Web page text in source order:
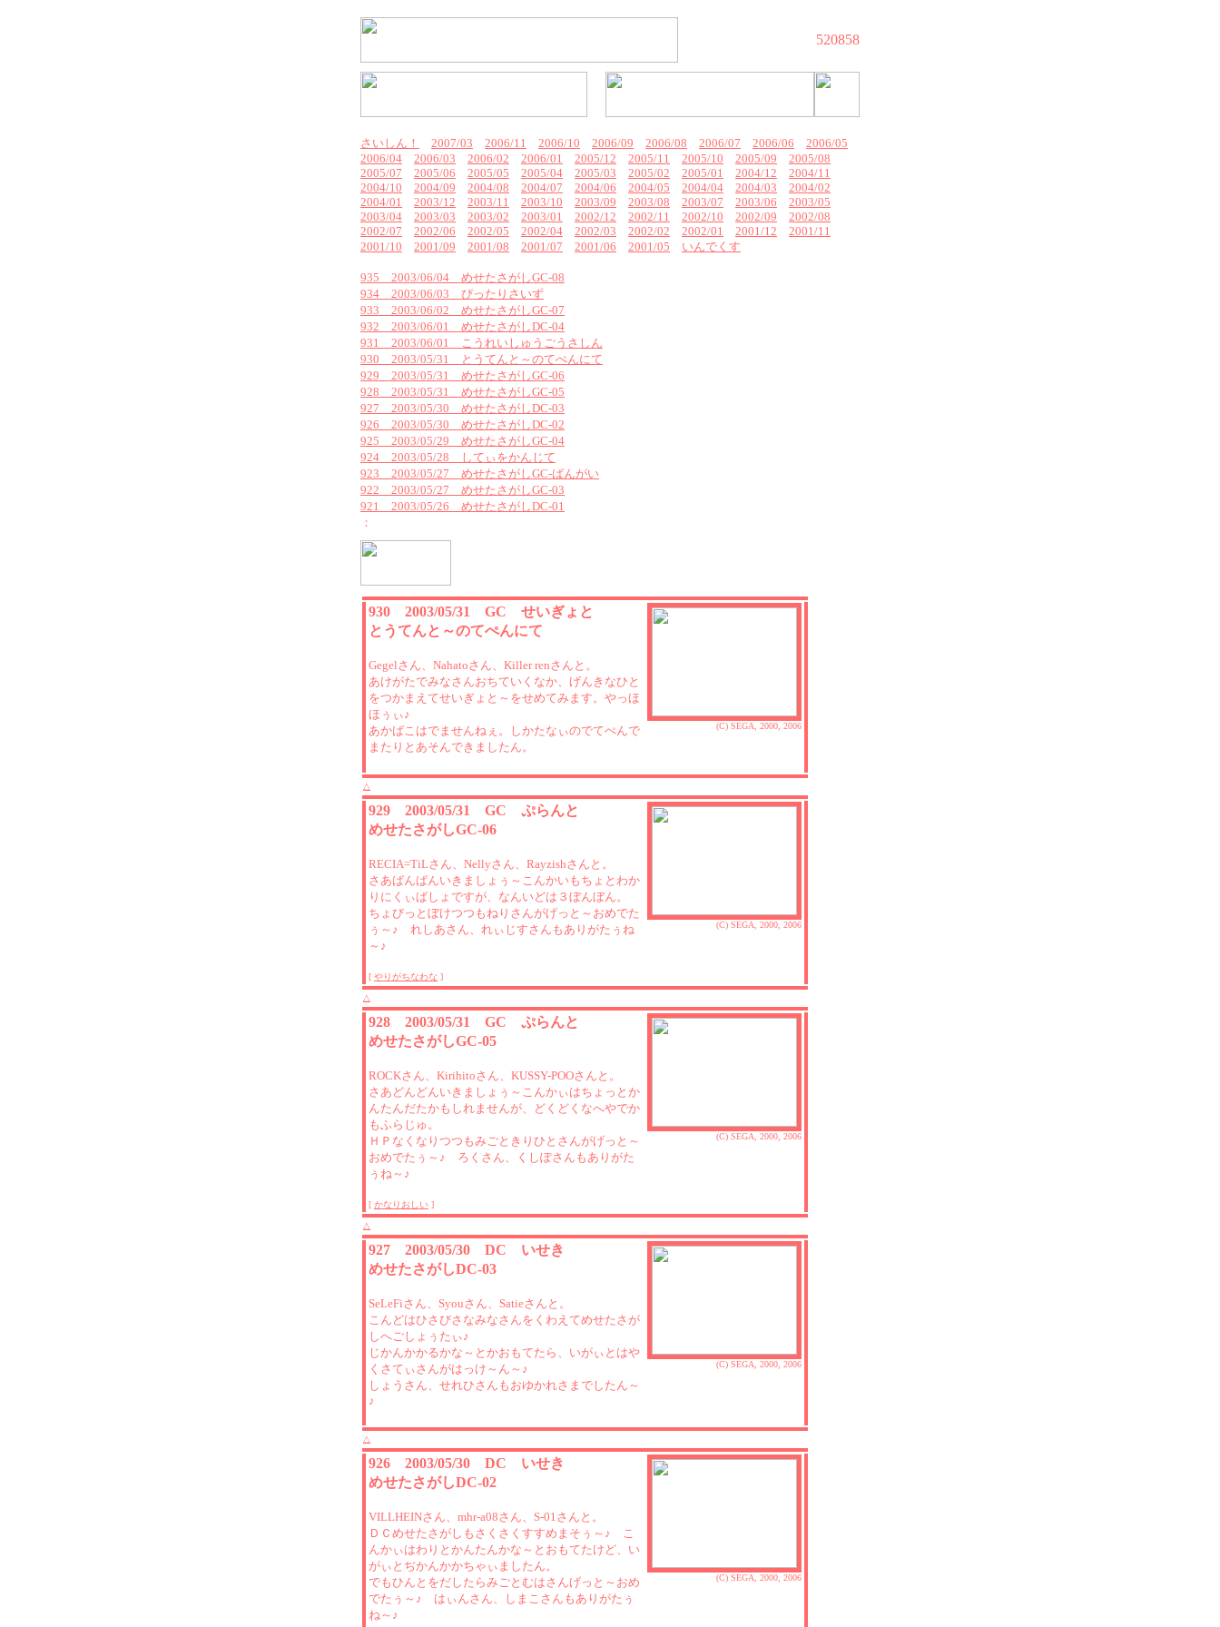
520858
さいしん！ 2007/03 2006/11 2006/10 2006/09 2006/08 2006/07 2006/06
2006/05
2006/04
2006/03 2006/02 2006/01 2005/12 2005/11 2005/10 2005/09
2005/08
2005/07
2005/06 2005/05 2005/04 2005/03 2005/02 2005/01 2004/12
2004/11
2004/10
2004/09 2004/08 2004/07 2004/06 2004/05 2004/04 2004/03
2004/02
2004/01
2003/12 2003/11 2003/10 2003/09 2003/08 2003/07 2003/06
2003/05
2003/04
2003/03 2003/02 2003/01 2002/12 2002/11 2002/10 2002/09
2002/08
2002/07
2002/06 2002/05 2002/04 2002/03 2002/02 2002/01 2001/12
2001/11
2001/10
2001/09 2001/08 2001/07 2001/06 2001/05 いんでくす
935 2003/06/04 めせたさがしGC-08
934 2003/06/03 ぴったりさいず
933 2003/06/02 めせたさがしGC-07
932 2003/06/01 めせたさがしDC-04
931 2003/06/01 こうれいしゅうごうさしん
930 2003/05/31 とうてんと～のてぺんにて
929 2003/05/31 めせたさがしGC-06
928 2003/05/31 めせたさがしGC-05
927 2003/05/30 めせたさがしDC-03
926 2003/05/30 めせたさがしDC-02
925 2003/05/29 めせたさがしGC-04
924 2003/05/28 してぃをかんじて
923 2003/05/27 めせたさがしGC-ばんがい
922 2003/05/27 めせたさがしGC-03
921 2003/05/26 めせたさがしDC-01
：
930 2003/05/31 GC せいぎょと
とうてんと～のてぺんにて
Gegelさん、Nahatoさん、Killer renさんと。
あけがたでみなさんおちていくなか、げんきなひと
をつかまえてせいぎょと～をせめてみます。やっほ
ほぅぃ♪
あかばこはでませんねぇ。しかたなぃのでてぺんで
またりとあそんできましたん。
(C) SEGA, 2000, 2006
△
929 2003/05/31 GC ぷらんと
めせたさがしGC-06
RECIA=TiLさん、Nellyさん、Rayzishさんと。
さあばんばんいきましょぅ～こんかいもちょとわか
りにくぃばしょですが、なんいどは３ぼんぼん。
ちょびっとぼけつつもねりさんがげっと～おめでた
ぅ～♪ れしあさん、れぃじすさんもありがたぅね
～♪
[ やりがちなわな ]
(C) SEGA, 2000, 2006
△
928 2003/05/31 GC ぷらんと
めせたさがしGC-05
ROCKさん、Kirihitoさん、KUSSY-POOさんと。
さあどんどんいきましょぅ～こんかぃはちょっとか
んたんだたかもしれませんが、どくどくなへやでか
もふらじゅ。
ＨＰなくなりつつもみごときりひとさんがげっと～
おめでたぅ～♪ ろくさん、くしぽさんもありがた
ぅね～♪
[ かなりおしい ]
(C) SEGA, 2000, 2006
△
927 2003/05/30 DC いせき
めせたさがしDC-03
SeLeFiさん、Syouさん、Satieさんと。
こんどはひさびさなみなさんをくわえてめせたさが
しへごしょぅたぃ♪
じかんかかるかな～とかおもてたら、いがぃとはや
くさてぃさんがはっけ～ん～♪
しょうさん、せれひさんもおゆかれさまでしたん～
♪
(C) SEGA, 2000, 2006
△
926 2003/05/30 DC いせき
めせたさがしDC-02
VILLHEINさん、mhr-a08さん、S-01さんと。
ＤＣめせたさがしもさくさくすすめまそぅ～♪ こ
んかぃはわりとかんたんかな～とおもてたけど、い
がぃとぢかんかかちゃぃましたん。
でもひんとをだしたらみごとむはさんげっと～おめ
でたぅ～♪ はぃんさん、しまこさんもありがたぅ
ね～♪
(C) SEGA, 2000, 2006